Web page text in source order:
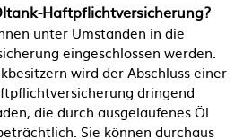
Haftpflichtversicherung?
unter Umständen in die
eingeschlossen werden.
wird der Abschluss einer
dringend
die durch ausgelaufenes Öl
Sie können durchaus